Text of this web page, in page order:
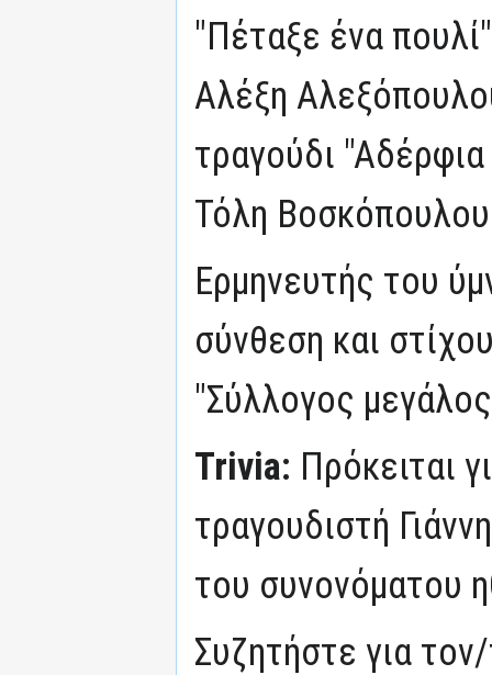
"Πέταξε ένα
Αλέξη
τραγούδι
Τόλη
Ερμηνευτής του
σύνθεση και
"Σύλλογος
Trivia: Πρόκειται
τραγουδιστή
του συνονόματου
Συζητήστε για